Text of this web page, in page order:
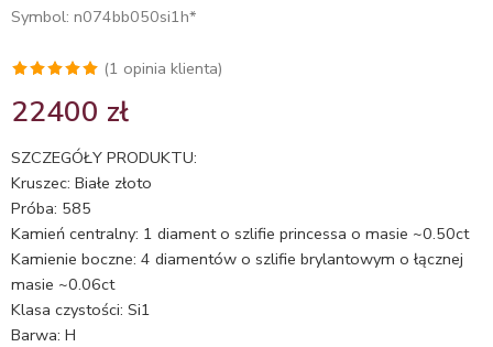
Symbol: n074bb050si1h*
5.00na 5
oceny
(1 opinia klienta)
22400 zł
SZCZEGÓŁY PRODUKTU:
Kruszec: Białe złoto
Próba: 585
Kamień centralny: 1 diament o szlifie princessa o masie ~0.50ct
Kamienie boczne: 4 diamentów o szlifie brylantowym o łącznej
masie ~0.06ct
Klasa czystości: Si1
Barwa: H